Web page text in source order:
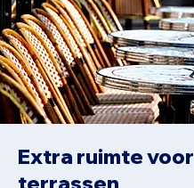
Extra ruimte voor